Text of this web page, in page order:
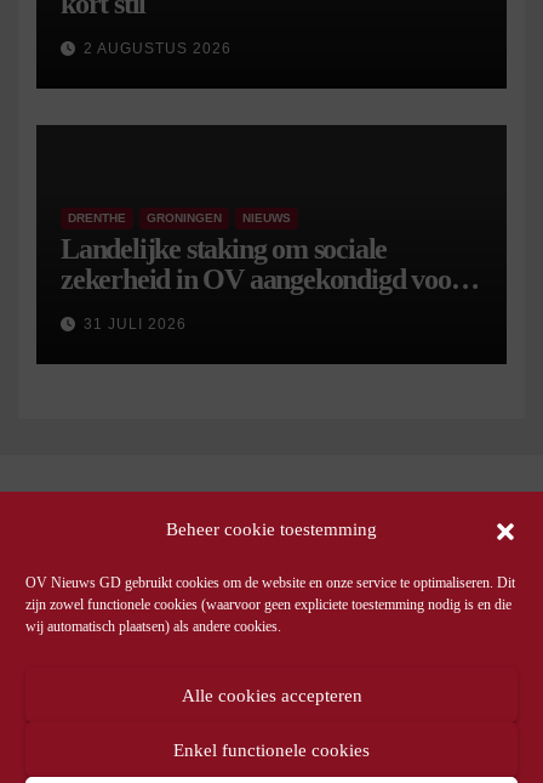
Beheer cookie toestemming
OV Nieuws GD gebruikt cookies om de website en onze service te optimaliseren. Dit
zijn zowel functionele cookies (waarvoor geen expliciete toestemming nodig is en die
wij automatisch plaatsen) als andere cookies.
Alle cookies accepteren
Enkel functionele cookies
2 AUGUSTUS 2026
DRENTHE GRONINGEN NIEUWS
Landelijke staking om sociale
zekerheid in OV aangekondigd voor 9
september
31 JULI 2026